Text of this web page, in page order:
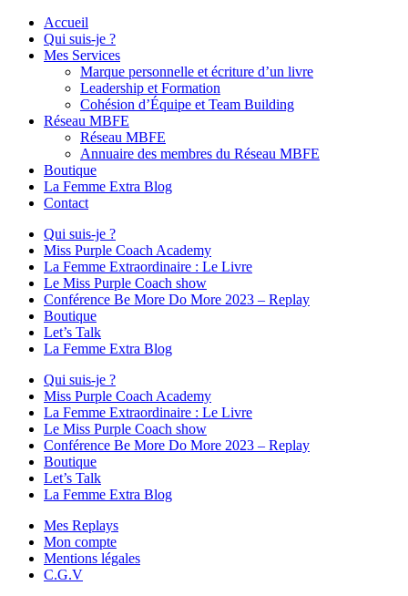
Accueil
Qui suis-je ?
Mes Services
Marque personnelle et écriture d’un livre
Leadership et Formation
Cohésion d’Équipe et Team Building
Réseau MBFE
Réseau MBFE
Annuaire des membres du Réseau MBFE
Boutique
La Femme Extra Blog
Contact
Qui suis-je ?
Miss Purple Coach Academy
La Femme Extraordinaire : Le Livre
Le Miss Purple Coach show
Conférence Be More Do More 2023 – Replay
Boutique
Let’s Talk
La Femme Extra Blog
Qui suis-je ?
Miss Purple Coach Academy
La Femme Extraordinaire : Le Livre
Le Miss Purple Coach show
Conférence Be More Do More 2023 – Replay
Boutique
Let’s Talk
La Femme Extra Blog
Mes Replays
Mon compte
Mentions légales
C.G.V